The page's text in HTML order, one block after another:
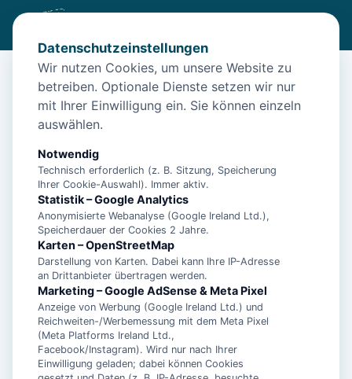
/Unterkünfte /Langeoog/
Langeoog – Ferienwohnung 04 „Ritamare“ für 4 Personen
Langeoog – Ferienwohnung 04
„Ritamare“ für 4 Personen
26465 Langeoog
Datenschutzeinstellungen
Wir nutzen Cookies, um unsere Website zu
betreiben. Optionale Dienste setzen wir nur
mit Ihrer Einwilligung ein. Sie können einzeln
auswählen.
Notwendig
Technisch erforderlich (z. B. Sitzung, Speicherung
Ihrer Cookie-Auswahl). Immer aktiv.
Statistik – Google Analytics
Anonymisierte Webanalyse (Google Ireland Ltd.),
Speicherdauer der Cookies 2 Jahre.
Karten – OpenStreetMap
Darstellung von Karten. Dabei kann Ihre IP-Adresse
an Drittanbieter übertragen werden.
Marketing – Google AdSense & Meta Pixel
Anzeige von Werbung (Google Ireland Ltd.) und
Reichweiten-/Werbemessung mit dem Meta Pixel
(Meta Platforms Ireland Ltd.,
Facebook/Instagram). Wird nur nach Ihrer
Einwilligung geladen; dabei können Cookies